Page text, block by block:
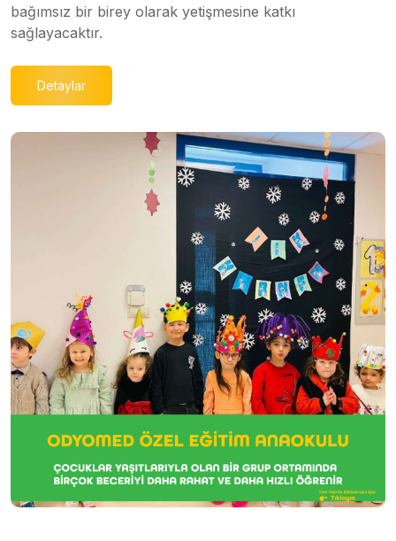
bağımsız bir birey olarak yetişmesine katkı
sağlayacaktır.
Detaylar